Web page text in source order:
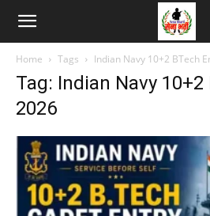
Home Tags Indian Navy 10+2 BTech
Tag: Indian Navy
2026